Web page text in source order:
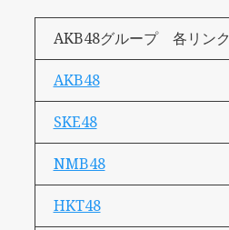
AKB48グループ 各リンク
AKB48
SKE48
NMB48
HKT48